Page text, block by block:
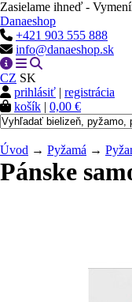
Zasielame ihneď -
Danaeshop
+421 903 555 888
info@danaeshop.sk
CZ SK
prihlásiť | registrácia
košík | 0,00 €
Úvod → Pyžamá →
Pánske